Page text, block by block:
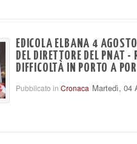
EDICOLA ELBANA 4
DEL DIRETTORE DEL PNAT
DIFFICOLTÀ IN PORTO A
Pubblicato in Cronaca Martedì, 04